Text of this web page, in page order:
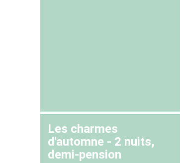
Les charmes
d'automne - 2 nuits,
demi-pension